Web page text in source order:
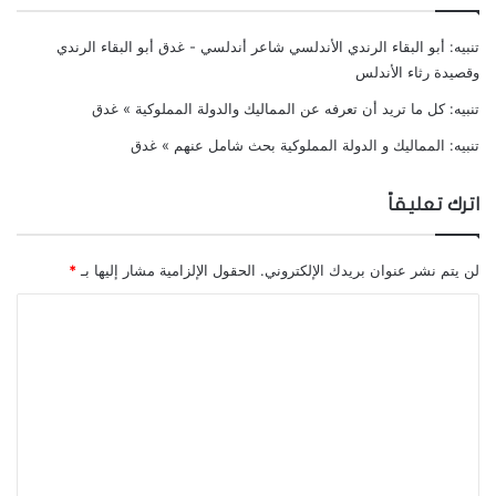
على التوقيع .
فأحكمت إخفاء خبر وفاته وحصل في فترة حرجة جداً
تنبيه: أبو البقاء الرندي الأندلسي شاعر أندلسي - غدق أبو البقاء الرندي
وقصيدة رثاء الأندلس
تنبيه:كل ما تريد أن تعرفه عن المماليك والدولة المملوكية » غدق
تنبيه: المماليك و الدولة المملوكية بحث شامل عنهم » غدق
اترك تعليقاً
لن يتم نشر عنوان بريدك الإلكتروني. الحقول الإلزامية مشار إليها بـ *